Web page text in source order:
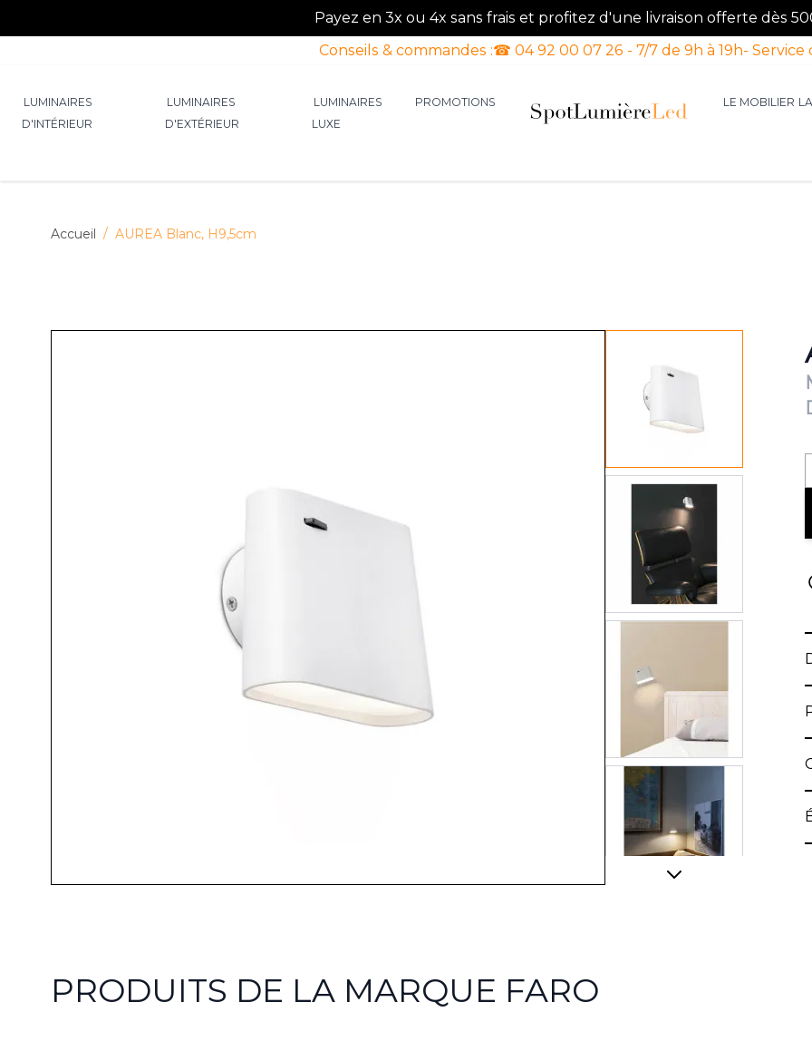
Payez en 3x ou 4x sans frais et profitez d'une livraison offerte dès
Conseils & commandes :☎ 04 92 00 07 26 - 7/7 de 9h à 19h-
LUMINAIRES
D'INTÉRIEUR
LUMINAIRES
D'EXTÉRIEUR
LUMINAIRES
LUXE
PROMOTIONS LE MOBILIER
Accueil / AUREA Blanc, H9,5cm
View larger image
PRODUITS DE LA MARQUE FARO